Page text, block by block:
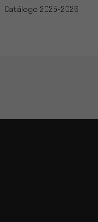
Catálogo 2025-2026